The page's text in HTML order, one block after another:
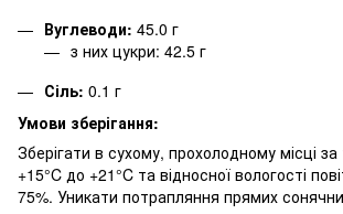
Вуглеводи: 45.0 г
з них цукри: 42.5 г
Сіль: 0.1 г
Умови зберігання:
Зберігати в сухому, прохолодному місці
+15°C до +21°C та відносної вологості
75%. Уникати потрапляння прямих